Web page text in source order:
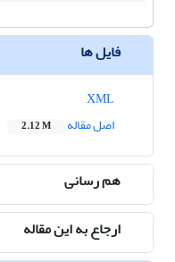
فایل ها
اصل مقاله
2.12 M
هم رسانی
ارجاع به این مقاله